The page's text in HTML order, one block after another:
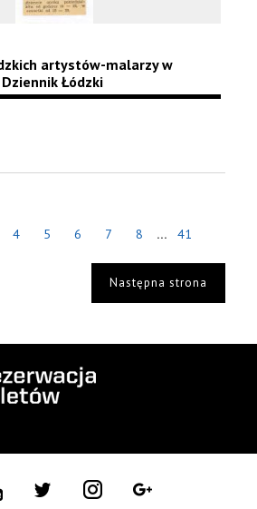
artystów-malarzy w
Łódzki
4 5 6 7 8 ... 41
Następna strona